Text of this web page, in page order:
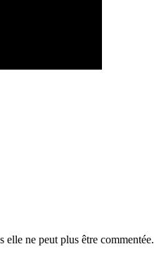
elle ne peut plus être commentée.